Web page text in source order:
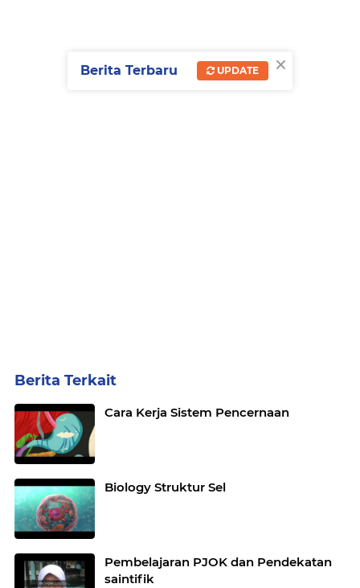
Berita Terkait
Cara Kerja Sistem Pencernaan
Biology Struktur Sel
Pembelajaran PJOK dan Pendekatan
saintifik
×
Berita Terbaru UPDATE